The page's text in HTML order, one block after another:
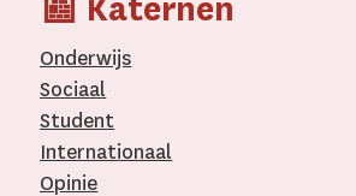
Onderwijs
Sociaal
Student
Internationaal­
Opinie